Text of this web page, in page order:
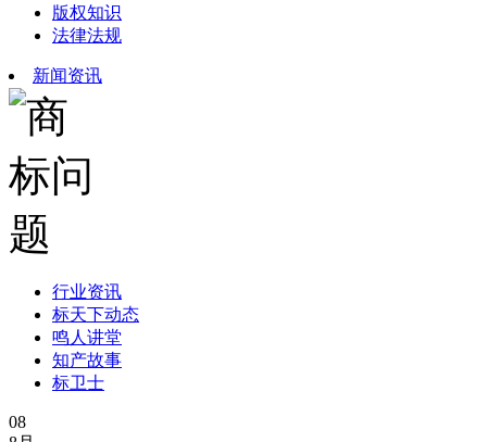
版权知识
法律法规
新闻资讯
行业资讯
标天下动态
鸣人讲堂
知产故事
标卫士
08